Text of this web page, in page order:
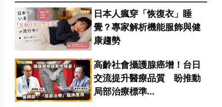
日本人瘋穿「恢復衣」睡
覺？專家解析機能服飾與健
康趨勢
高齡社會攝護腺癌增！台日
交流提升醫療品質 盼推動
局部治療標準...